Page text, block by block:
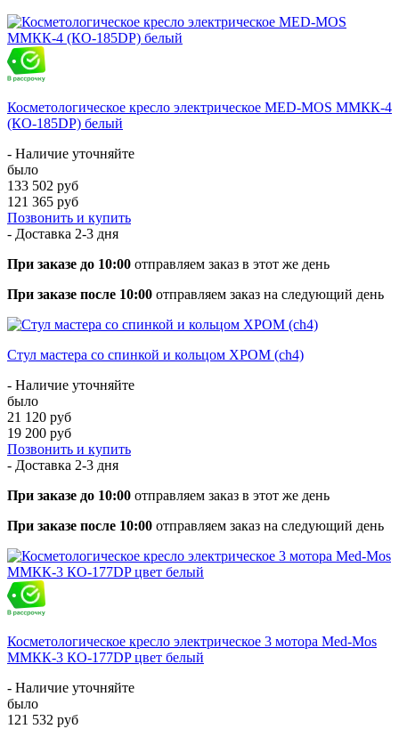
Косметологическое кресло электрическое MED-MOS ММКК-4
(КО-185DP) белый
- Наличие уточняйте
было
133 502 руб
121 365 руб
Позвонить и купить
- Доставка 2-3 дня
При заказе до 10:00 отправляем заказ в этот же день
При заказе после 10:00 отправляем заказ на следующий день
Стул мастера со спинкой и кольцом ХРОМ (ch4)
- Наличие уточняйте
было
21 120 руб
19 200 руб
Позвонить и купить
- Доставка 2-3 дня
При заказе до 10:00 отправляем заказ в этот же день
При заказе после 10:00 отправляем заказ на следующий день
Косметологическое кресло электрическое 3 мотора Med-Mos
ММКК-3 КО-177DP цвет белый
- Наличие уточняйте
было
121 532 руб